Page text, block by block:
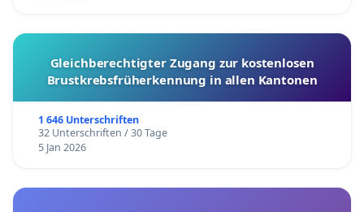
Gleichberechtigter Zugang zur kostenlosen
Brustkrebsfrüherkennung in allen Kantonen
1 646 Unterschriften
32 Unterschriften / 30 Tage
5 Jan 2026